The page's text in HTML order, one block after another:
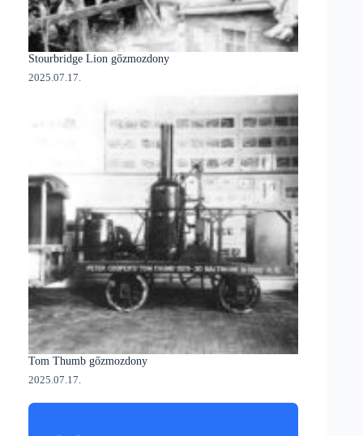
Stourbridge Lion gőzmozdony
2025.07.17.
Tom Thumb gőzmozdony
2025.07.17.